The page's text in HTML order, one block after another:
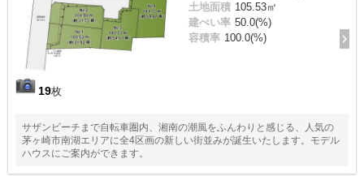
19枚
土地面積 105.53㎡
建ぺい率 50.0(%)
容積率 100.0(%)
サザンビーチまで自転車圏内、湘南の潮風をふんわりと感じる、人気の
茅ヶ崎市南湖エリアに全4区画の新しい街並みが誕生いたします。モデル
ハウスにご案内ができます。